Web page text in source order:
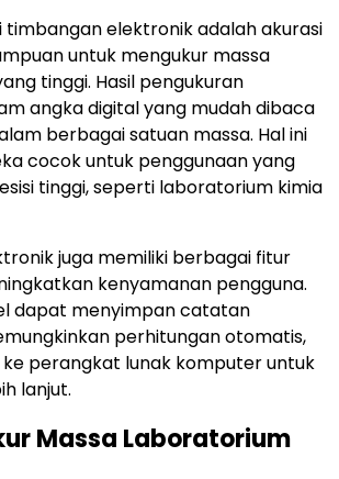
timbangan elektronik adalah akurasi
untuk mengukur massa
tinggi. Hasil pengukuran
angka digital yang mudah dibaca
berbagai satuan massa. Hal ini
cocok untuk penggunaan yang
tinggi, seperti laboratorium kimia
juga memiliki berbagai fitur
kenyamanan pengguna.
dapat menyimpan catatan
perhitungan otomatis,
perangkat lunak komputer untuk
lanjut.
Massa Laboratorium